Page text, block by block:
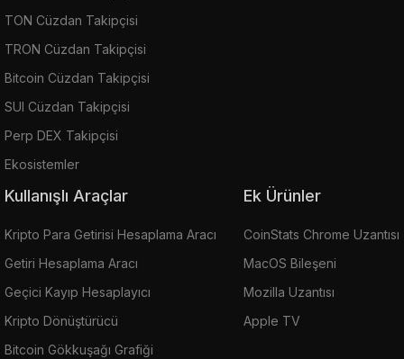
TON Cüzdan Takipçisi
TRON Cüzdan Takipçisi
Bitcoin Cüzdan Takipçisi
SUI Cüzdan Takipçisi
Perp DEX Takipçisi
Ekosistemler
Kullanışlı Araçlar
Kripto Para Getirisi Hesaplama Aracı
Getiri Hesaplama Aracı
Geçici Kayıp Hesaplayıcı
Kripto Dönüştürücü
Bitcoin Gökkuşağı Grafiği
Ek Ürünler
CoinStats Chrome Uzantısı
MacOS Bileşeni
Mozilla Uzantısı
Apple TV